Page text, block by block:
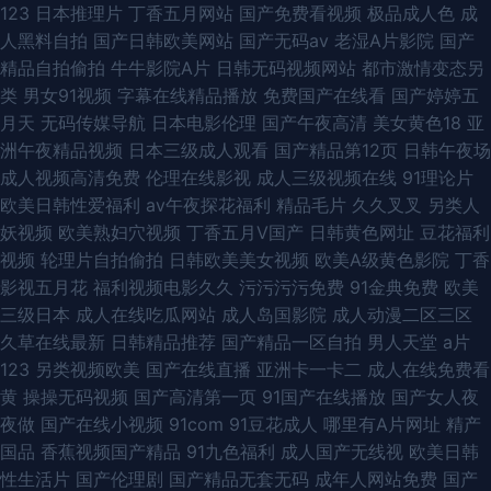
123 日本推理片 丁香五月网站 国产免费看视频 极品成人色 成
人黑料自拍 国产日韩欧美网站 国产无码av 老湿A片影院 国产
精品自拍偷拍 牛牛影院A片 日韩无码视频网站 都市激情变态另
类 男女91视频 字幕在线精品播放 免费国产在线看 国产婷婷五
月天 无码传媒导航 日本电影伦理 国产午夜高清 美女黄色18 亚
洲午夜精品视频 日本三级成人观看 国产精品第12页 日韩午夜场
成人视频高清免费 伦理在线影视 成人三级视频在线 91理论片
欧美日韩性爱福利 av午夜探花福利 精品毛片 久久叉叉 另类人
妖视频 欧美熟妇穴视频 丁香五月V国产 日韩黄色网址 豆花福利
视频 轮理片自拍偷拍 日韩欧美美女视频 欧美A级黄色影院 丁香
影视五月花 福利视频电影久久 污污污污免费 91金典免费 欧美
三级日本 成人在线吃瓜网站 成人岛国影院 成人动漫二区三区
久草在线最新 日韩精品推荐 国产精品一区自拍 男人天堂 a片
123 另类视频欧美 国产在线直播 亚洲卡一卡二 成人在线免费看
黄 操操无码视频 国产高清第一页 91国产在线播放 国产女人夜
夜做 国产在线小视频 91com 91豆花成人 哪里有A片网址 精产
国品 香蕉视频国产精品 91九色福利 成人国产无线视 欧美日韩
性生活片 国产伦理剧 国产精品无套无码 成年人网站免费 国产